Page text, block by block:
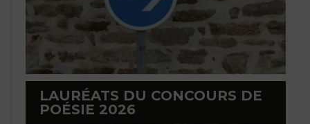
LAURÉATS DU CONCOURS DE
POÉSIE 2026